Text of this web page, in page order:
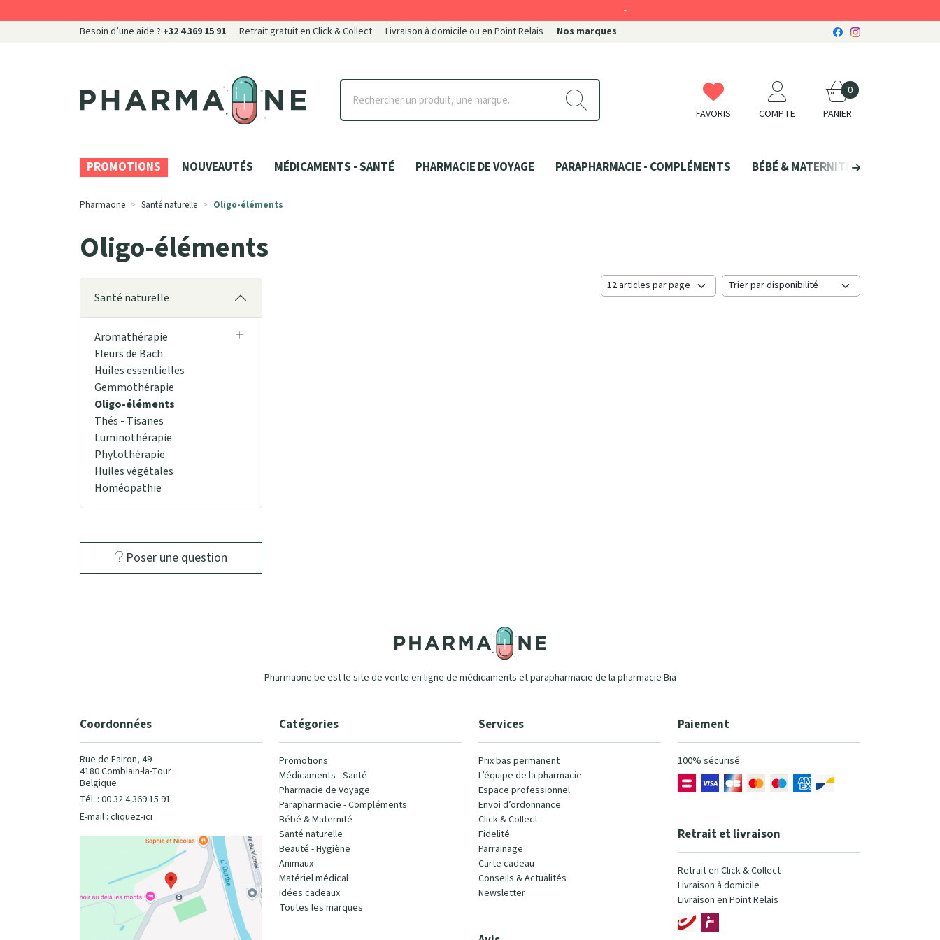
Besoin d’une aide ? +32 4 369 15 91 Retrait gratuit en Click & Collect Livraison à domicile ou en Point Relais Nos marques
Pharmaone Votre pharmacie en ligne à votre service FAVORIS COMPTE PANIER
0
PROMOTIONS NOUVEAUTÉS MÉDICAMENTS - SANTÉ PHARMACIE DE VOYAGE PARAPHARMACIE - COMPLÉMENTS BÉBÉ & MATERNITÉ
Pharmaone Santé naturelle Oligo-éléments
Oligo-éléments
Santé naturelle
Aromathérapie
Fleurs de Bach
Huiles essentielles
Gemmothérapie
Oligo-éléments
Thés - Tisanes
Luminothérapie
Phytothérapie
Huiles végétales
Homéopathie
Poser une question
Pharmaone.be est le site de vente en ligne de médicaments et parapharmacie de la pharmacie Bia
Coordonnées
Rue de Fairon, 49
4180 Comblain-la-Tour
Belgique
Tél. : 00 32 4 369 15 91
E-mail : cliquez-ici
Catégories
Promotions
Médicaments - Santé
Pharmacie de Voyage
Parapharmacie - Compléments
Bébé & Maternité
Santé naturelle
Beauté - Hygiène
Animaux
Matériel médical
idées cadeaux
Toutes les marques
Services
Prix bas permanent
L’équipe de la pharmacie
Espace professionnel
Envoi d’ordonnance
Click & Collect
Fidelité
Parrainage
Carte cadeau
Conseils & Actualités
Newsletter
Paiement
100% sécurisé
Retrait et livraison
Retrait en Click & Collect
Livraison à domicile
Livraison en Point Relais